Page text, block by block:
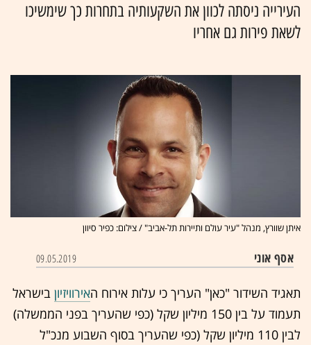
העירייה ניסתה לכוון את השקעותיה בתחרות כך שימשיכו
לשאת פירות גם אחריו
איתן שוורץ, מנהל "עיר עולם ותיירות תל-אביב" / צילום: כפיר סיוון
אסף אוני 09.05.2019
תאגיד השידור "כאן" העריך כי עלות אירוח האירוויזיון בישראל
תעמוד על בין 150 מיליון שקל (כפי שהעריך בפני הממשלה)
לבין 110 מיליון שקל (כפי שהעריך בסוף השבוע מנכ"ל